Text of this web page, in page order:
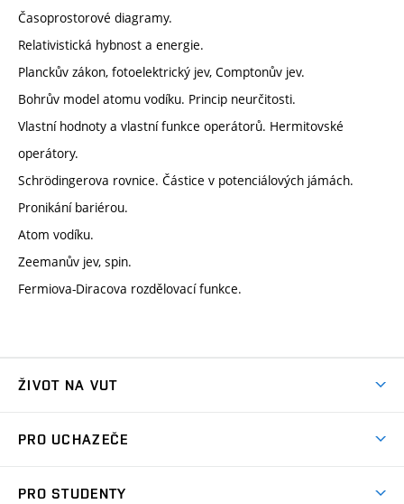
Časoprostorové diagramy.
Relativistická hybnost a energie.
Planckův zákon, fotoelektrický jev, Comptonův jev.
Bohrův model atomu vodíku. Princip neurčitosti.
Vlastní hodnoty a vlastní funkce operátorů. Hermitovské
operátory.
Schrödingerova rovnice. Částice v potenciálových jámách.
Pronikání bariérou.
Atom vodíku.
Zeemanův jev, spin.
Fermiova-Diracova rozdělovací funkce.
ŽIVOT NA VUT
Koleje
PRO UCHAZEČE
PRO STUDENTY